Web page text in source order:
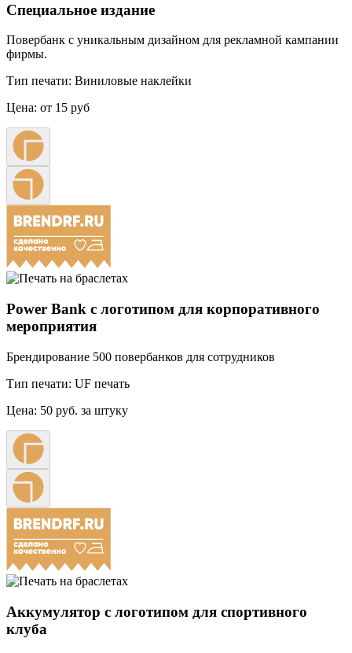
Специальное издание
Повербанк с уникальным дизайном для рекламной кампании
фирмы.
Тип печати: Виниловые наклейки
Цена: от 15 руб
Power Bank с логотипом для корпоративного
мероприятия
Брендирование 500 повербанков для сотрудников
Тип печати: UF печать
Цена: 50 руб. за штуку
Аккумулятор с логотипом для спортивного
клуба